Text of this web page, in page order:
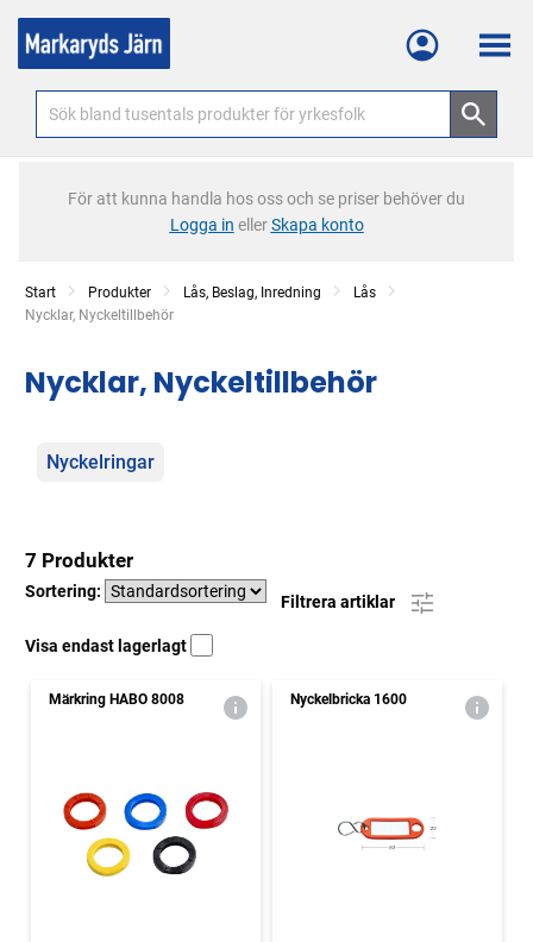
Meny
För att kunna handla hos oss och se priser behöver du
Logga in ellerSkapa konto
Start Produkter Lås, Beslag, Inredning
Lås
Current:
Nycklar, Nyckeltillbehör
Nycklar, Nyckeltillbehör
Kategorier
Nyckelringar
7 Produkter
Sortering:
Filtrera artiklar
Visa endast lagerlagt
Märkring HABO 8008 Nyckelbricka 1600